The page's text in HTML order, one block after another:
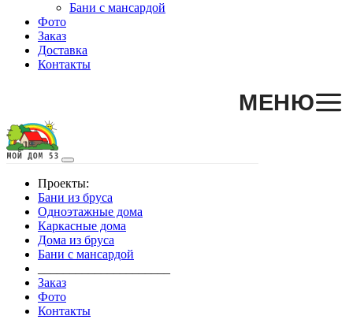
Бани с мансардой
Фото
Заказ
Доставка
Контакты
МЕНЮ
Проекты:
Бани из бруса
Одноэтажные дома
Каркасные дома
Дома из бруса
Бани с мансардой
Заказ
Фото
Контакты